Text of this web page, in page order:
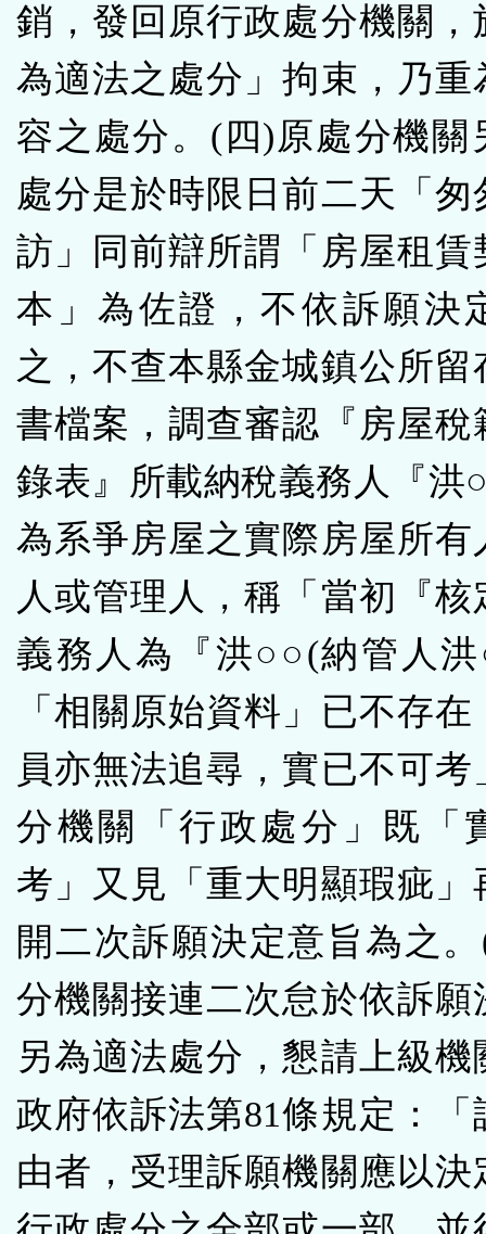
銷，發回原行政處分機關，
為適法之處分」拘束，乃重
容之處分。(四)原處分機關
處分是於時限日前二天「匆
訪」同前辯所謂「房屋租賃
本」為佐證，不依訴願決
之，不查本縣金城鎮公所留
書檔案，調查審認『房屋稅
錄表』所載納稅義務人『洪
為系爭房屋之實際房屋所有
人或管理人，稱「當初『核
義務人為『洪○○(納管人
「相關原始資料」已不存
員亦無法追尋，實已不可考
分機關「行政處分」既「
考」又見「重大明顯瑕疵」
開二次訴願決定意旨為之
分機關接連二次怠於依訴願
另為適法處分，懇請上級機
政府依訴法第81條規定：「
由者，受理訴願機關應以決